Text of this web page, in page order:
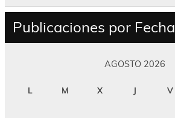
Publicaciones por Fecha
AGOSTO 2026
L M X J V